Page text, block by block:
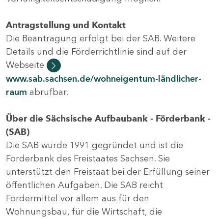
Antragstellung und Kontakt
Die Beantragung erfolgt bei der SAB. Weitere
Details und die Förderrichtlinie sind auf der
Webseite
www.sab.sachsen.de/wohneigentum-ländlicher-
raum abrufbar.
Über die Sächsische Aufbaubank - Förderbank -
(SAB)
Die SAB wurde 1991 gegründet und ist die
Förderbank des Freistaates Sachsen. Sie
unterstützt den Freistaat bei der Erfüllung seiner
öffentlichen Aufgaben. Die SAB reicht
Fördermittel vor allem aus für den
Wohnungsbau, für die Wirtschaft, die